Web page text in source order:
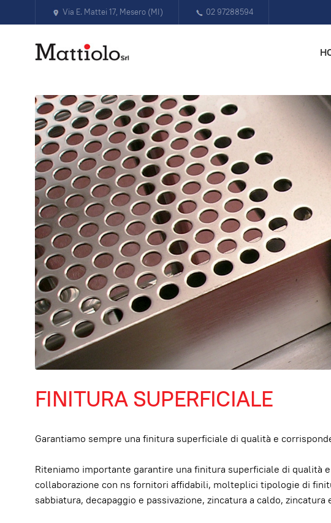
Via E. Mattei 17, Mesero (MI) 02 97288594
FINITURA SUPERFICIALE
Garantiamo sempre una finitura superficiale di qualità e
Riteniamo importante garantire una finitura superficiale di
collaborazione con ns fornitori affidabili, molteplici tipologie di
sabbiatura, decapaggio e passivazione, zincatura a caldo,